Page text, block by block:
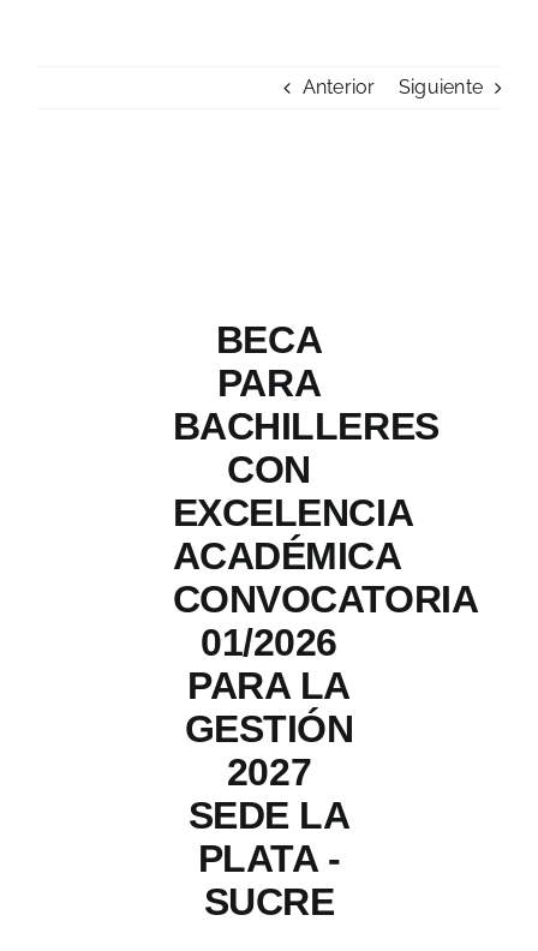
Admisión
Posgrado
Formación Continua
Biblioteca Koha
Anterior Siguiente
BECA
PARA
BACHILLERES
CON
EXCELENCIA
ACADÉMICA
CONVOCATORIA
01/2026
PARA LA
GESTIÓN
2027
SEDE LA
PLATA -
SUCRE